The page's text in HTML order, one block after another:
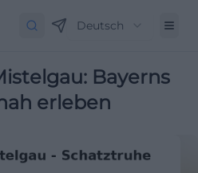
Deutsch
Bayerns
erleben